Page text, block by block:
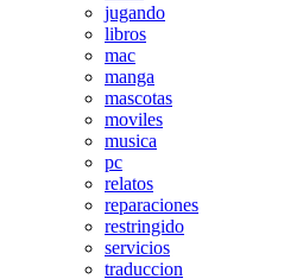
jugando
libros
mac
manga
mascotas
moviles
musica
pc
relatos
reparaciones
restringido
servicios
traduccion